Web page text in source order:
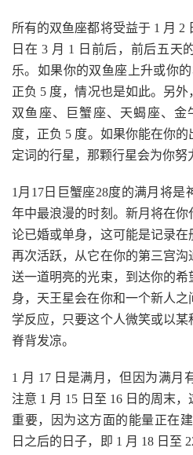
所有的双鱼座都将受益于 1 月 2
日在 3 月 1 日前后，前后五天
乐。如果你的双鱼座上升或你的
正负 5 度，情况也是如此。另
双鱼座、巨蟹座、天蝎座、金
度，正负 5 度。如果你能在你
定词的行星，那颗行星会为你
1月17日巨蟹座28度的满月将
年中最浪漫的时刻。新月将在
论已婚或单身，这可能是记录
再次活跃，从它在你的第三宫
送一道明亮的光束，到达你的
身，天王星会在你和一个新人
学反应，只要这个人微笑或以某
脊背发凉。
1 月 17 日是满月，但因为满月
注意 1 月 15 日至 16 日的周末
重要，因为这方面的能量正在
日之后的日子，即 1 月 18 日至